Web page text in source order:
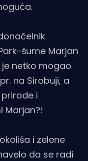
šume Marjan
netko mogao
na Sirobuji, a
i
Marjan?!
i zelene
da se radi